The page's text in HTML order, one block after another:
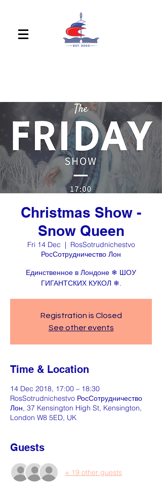
Christmas Show -
Snow Queen
Fri 14 Dec
  |
RosSotrudnichestvo
РосСотрудничество Лон
Единственное в Лондоне ❄ ШОУ
ГИГАНТСКИХ КУКОЛ ❄.
Registration is Closed
See other events
Time & Location
14 Dec 2018, 17:00 – 18:30
RosSotrudnichestvo РосСотрудничество
Лон, 37 Kensington High St, Kensington,
London W8 5ED, UK
Guests
+ 19 other guests